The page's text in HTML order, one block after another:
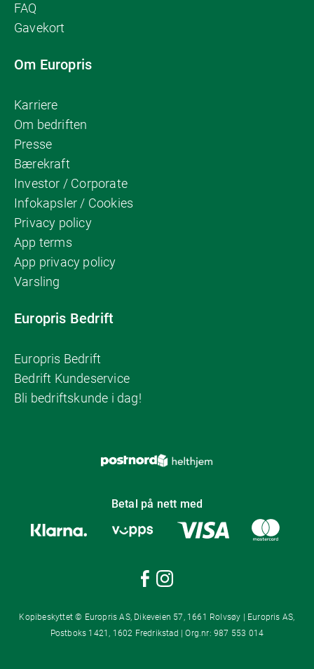
FAQ
Gavekort
Om Europris
Karriere
Om bedriften
Presse
Bærekraft
Investor / Corporate
Infokapsler / Cookies
Privacy policy
App terms
App privacy policy
Varsling
Europris Bedrift
Europris Bedrift
Bedrift Kundeservice
Bli bedriftskunde i dag!
Betal på nett med
Kopibeskyttet © Europris AS, Dikeveien 57, 1661 Rolvsøy | Europris AS,
Postboks 1421, 1602 Fredrikstad | Org.nr: 987 553 014